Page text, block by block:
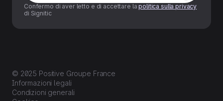
Confermo di aver letto e di accettare lapolitica sulla privacy
di Signitic
© 2025 Positive Groupe France
Informazioni legali
Condizioni generali